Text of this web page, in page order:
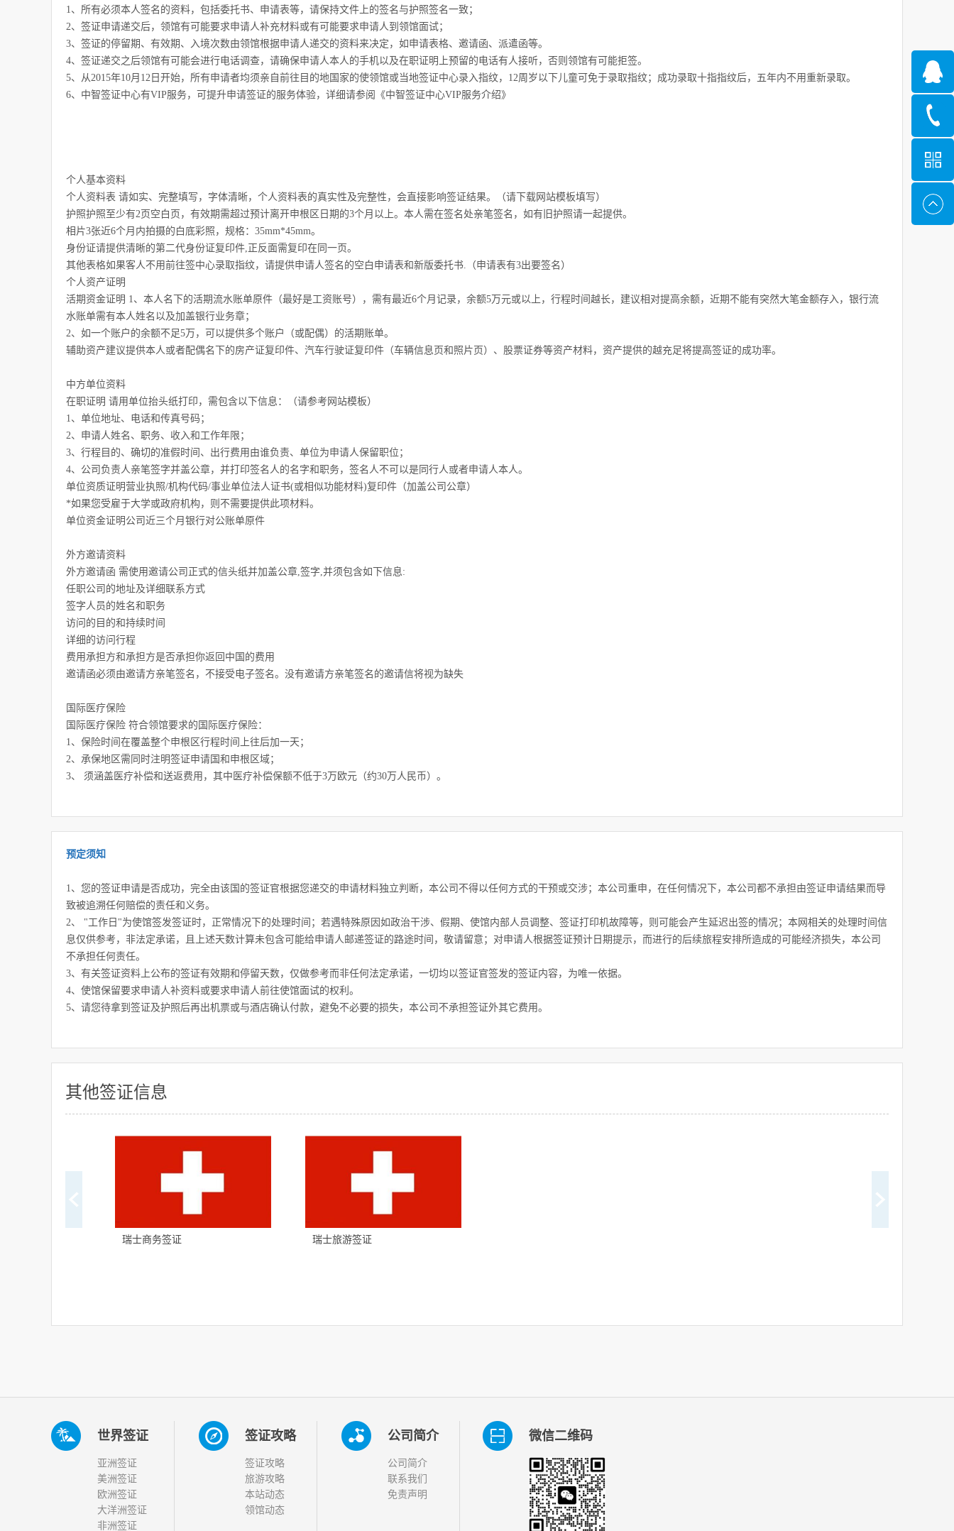
1、所有必须本人签名的资料，包括委托书、申请表等，请保持文件上的签名与护照签名一致；
2、签证申请递交后，领馆有可能要求申请人补充材料或有可能要求申请人到领馆面试；
3、签证的停留期、有效期、入境次数由领馆根据申请人递交的资料来决定，如申请表格、邀请函、派遣函等。
4、签证递交之后领馆有可能会进行电话调查，请确保申请人本人的手机以及在职证明上预留的电话有人接听，否则领馆有可能拒签。
5、从2015年10月12日开始，所有申请者均须亲自前往目的地国家的使领馆或当地签证中心录入指纹，12周岁以下儿童可免于录取指纹；成功录取十指指纹后，五年内不用重新录取。
6、中智签证中心有VIP服务，可提升申请签证的服务体验，详细请参阅《中智签证中心VIP服务介绍》
个人基本资料
个人资料表 请如实、完整填写，字体清晰，个人资料表的真实性及完整性，会直接影响签证结果。（请下载网站模板填写）
护照护照至少有2页空白页，有效期需超过预计离开申根区日期的3个月以上。本人需在签名处亲笔签名，如有旧护照请一起提供。
相片3张近6个月内拍摄的白底彩照，规格：35mm*45mm。
身份证请提供清晰的第二代身份证复印件,正反面需复印在同一页。
其他表格如果客人不用前往签中心录取指纹，请提供申请人签名的空白申请表和新版委托书.（申请表有3出要签名）
个人资产证明
活期资金证明 1、本人名下的活期流水账单原件（最好是工资账号），需有最近6个月记录，余额5万元或以上，行程时间越长，建议相对提高余额，近期不能有突然大笔金额存入，银行流
水账单需有本人姓名以及加盖银行业务章；
2、如一个账户的余额不足5万，可以提供多个账户（或配偶）的活期账单。
辅助资产建议提供本人或者配偶名下的房产证复印件、汽车行驶证复印件（车辆信息页和照片页）、股票证券等资产材料，资产提供的越充足将提高签证的成功率。
中方单位资料
在职证明 请用单位抬头纸打印，需包含以下信息：（请参考网站模板）
1、单位地址、电话和传真号码；
2、申请人姓名、职务、收入和工作年限；
3、行程目的、确切的准假时间、出行费用由谁负责、单位为申请人保留职位；
4、公司负责人亲笔签字并盖公章，并打印签名人的名字和职务，签名人不可以是同行人或者申请人本人。
单位资质证明营业执照/机构代码/事业单位法人证书(或相似功能材料)复印件（加盖公司公章）
*如果您受雇于大学或政府机构，则不需要提供此项材料。
单位资金证明公司近三个月银行对公账单原件
外方邀请资料
外方邀请函 需使用邀请公司正式的信头纸并加盖公章,签字,并须包含如下信息:
任职公司的地址及详细联系方式
签字人员的姓名和职务
访问的目的和持续时间
详细的访问行程
费用承担方和承担方是否承担你返回中国的费用
邀请函必须由邀请方亲笔签名，不接受电子签名。没有邀请方亲笔签名的邀请信将视为缺失
国际医疗保险
国际医疗保险 符合领馆要求的国际医疗保险：
1、保险时间在覆盖整个申根区行程时间上往后加一天；
2、承保地区需同时注明签证申请国和申根区域；
3、 须涵盖医疗补偿和送返费用，其中医疗补偿保额不低于3万欧元（约30万人民币）。
预定须知
1、您的签证申请是否成功，完全由该国的签证官根据您递交的申请材料独立判断，本公司不得以任何方式的干预或交涉；本公司重申，在任何情况下，本公司都不承担由签证申请结果而导
致被追溯任何赔偿的责任和义务。
2、 "工作日"为使馆签发签证时，正常情况下的处理时间；若遇特殊原因如政治干涉、假期、使馆内部人员调整、签证打印机故障等，则可能会产生延迟出签的情况；本网相关的处理时间信
息仅供参考，非法定承诺，且上述天数计算未包含可能给申请人邮递签证的路途时间，敬请留意；对申请人根据签证预计日期提示，而进行的后续旅程安排所造成的可能经济损失，本公司
不承担任何责任。
3、有关签证资料上公布的签证有效期和停留天数，仅做参考而非任何法定承诺，一切均以签证官签发的签证内容，为唯一依据。
4、使馆保留要求申请人补资料或要求申请人前往使馆面试的权利。
5、请您待拿到签证及护照后再出机票或与酒店确认付款，避免不必要的损失，本公司不承担签证外其它费用。
其他签证信息
瑞士商务签证 瑞士旅游签证
世界签证
亚洲签证
美洲签证
欧洲签证
大洋洲签证
非洲签证
签证攻略
签证攻略
旅游攻略
本站动态
领馆动态
公司简介
公司简介
联系我们
免责声明
微信二维码